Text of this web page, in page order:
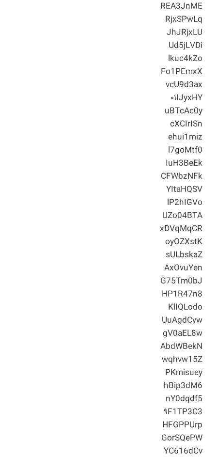
REA3JnME
RjxSPwLq
JhJRjxLU
Ud5jLVDi
lkuc4kZo
Fo1PEmxX
vcU9d3ax
۰۱IJyxHY
uBTcAc0y
cXCIrISn
ehui1miz
l7goMtf0
IuH3BeEk
CFWbzNFk
YItaHQSV
lP2hIGVo
UZo04BTA
xDVqMqCR
oyOZXstK
sULbskaZ
AxOvuYen
G75Tm0bJ
HP1R47n8
KlIQLodo
UuAgdCyw
gV0aEL8w
AbdWBekN
wqhvw15Z
PKmisuey
hBip3dM6
nY0dqdf5
۹F1TP3C3
HFGPPUrp
GorSQePW
YC616dCv